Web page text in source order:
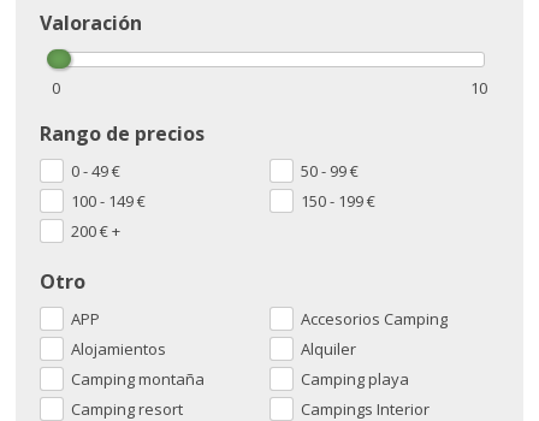
Otro
APP
Accesorios Camping
Alojamientos
Alquiler
Camping montaña
Camping playa
Camping resort
Campings Interior
Valoración
0 10
Rango de precios
0 - 49€ 50 - 99€
100 - 149€ 150 - 199€
200€+